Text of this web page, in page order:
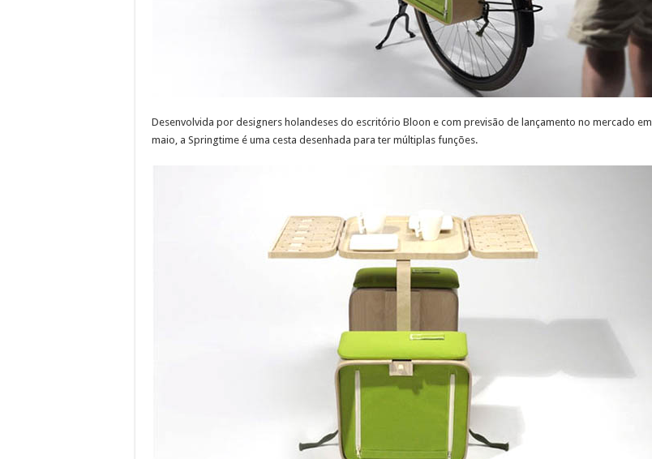
Desenvolvida por designers holandeses do escritório Bloon e com previsão de lançamento no mercado em
maio, a Springtime é uma cesta desenhada para ter múltiplas funções.